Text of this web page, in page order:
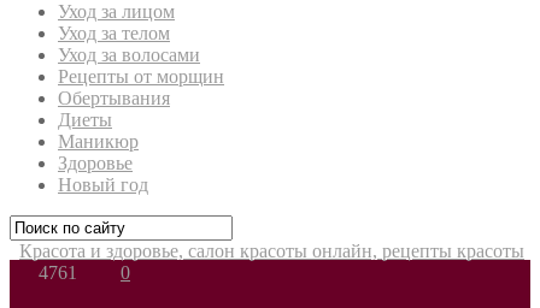
Уход за лицом
Уход за телом
Уход за волосами
Рецепты от морщин
Обертывания
Диеты
Маникюр
Здоровье
Новый год
Красота и здоровье, салон красоты онлайн, рецепты красоты
4761
0